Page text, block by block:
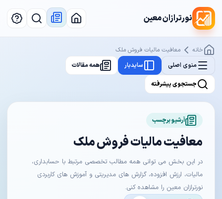
نورترازان معین
خانه
معافیت‌ مالیات فروش ملک
منوی اصلی
سایدبار همه مقالات
جستجوی پیشرفته
آرشیو برچسب
معافیت‌ مالیات فروش ملک
در این بخش می توانی همه مطالب تخصصی مرتبط با حسابداری،
مالیات، ارزش افزوده، گزارش های مدیریتی و آموزش های کاربردی
نورترازان معین را مشاهده کنی.